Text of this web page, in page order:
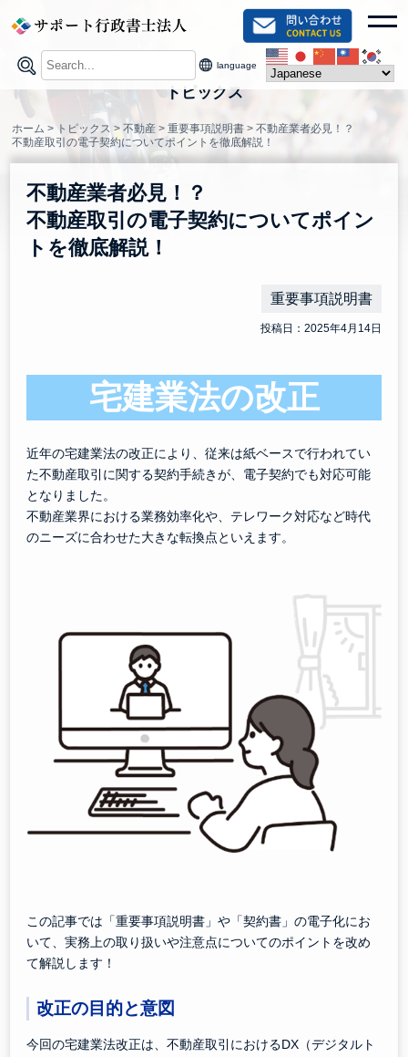
content
language
トピックス
ホーム > トピックス >不動産 >重要事項説明書 >不動産業者必見！？
不動産取引の電子契約についてポイントを徹底解説！
不動産業者必見！？
不動産取引の電子契約についてポイン
トを徹底解説！
投稿日：2025年4月14日
重要事項説明書
宅建業法の改正
近年の宅建業法の改正により、従来は紙ベースで行われてい
た不動産取引に関する契約手続きが、電子契約でも対応可能
となりました。
不動産業界における業務効率化や、テレワーク対応など時代
のニーズに合わせた大きな転換点といえます。
この記事では「重要事項説明書」や「契約書」の電子化にお
いて、実務上の取り扱いや注意点についてのポイントを改め
て解説します！
改正の目的と意図
今回の宅建業法改正は、不動産取引におけるDX（デジタルト